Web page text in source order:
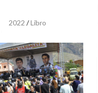
2022 /Libro